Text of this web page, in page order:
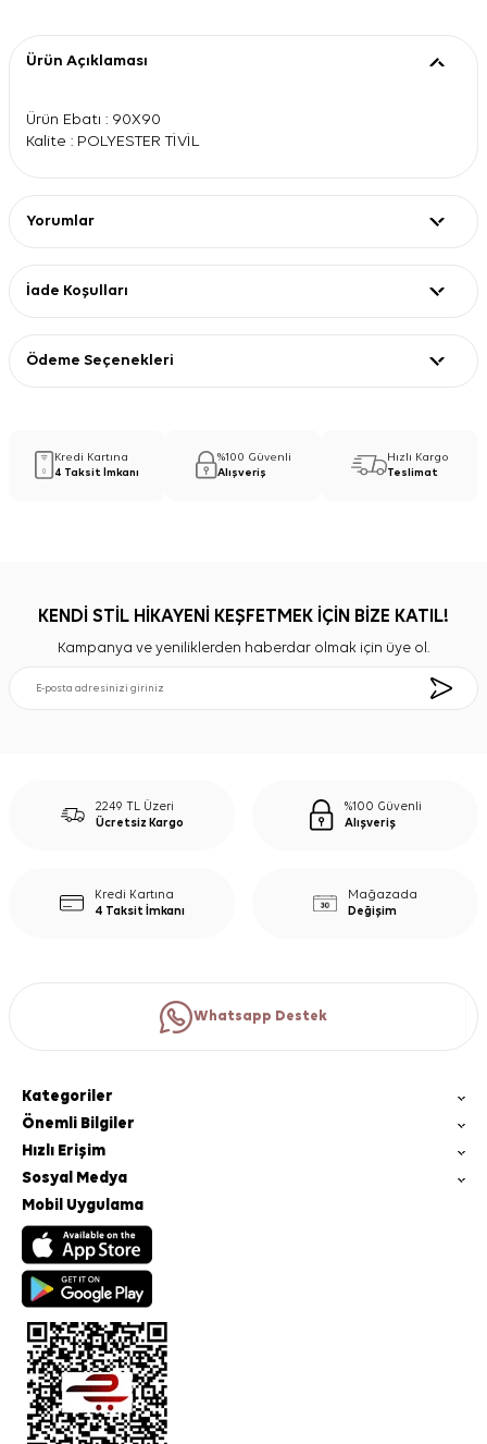
Ürün Açıklaması
Ürün Ebatı : 90X90
Kalite : POLYESTER TİVİL
Yorumlar
İade Koşulları
Ödeme Seçenekleri
Kredi Kartına
4 Taksit İmkanı
%100 Güvenli
Alışveriş
Hızlı Kargo
Teslimat
KENDİ STİL HİKAYENİ KEŞFETMEK İÇİN BİZE KATIL!
Kampanya ve yeniliklerden haberdar olmak için üye ol.
2249 TL Üzeri
Ücretsiz Kargo
%100 Güvenli
Alışveriş
Kredi Kartına
4 Taksit İmkanı
Mağazada
Değişim
Whatsapp Destek
Kategoriler
Önemli Bilgiler
Hızlı Erişim
Sosyal Medya
Mobil Uygulama